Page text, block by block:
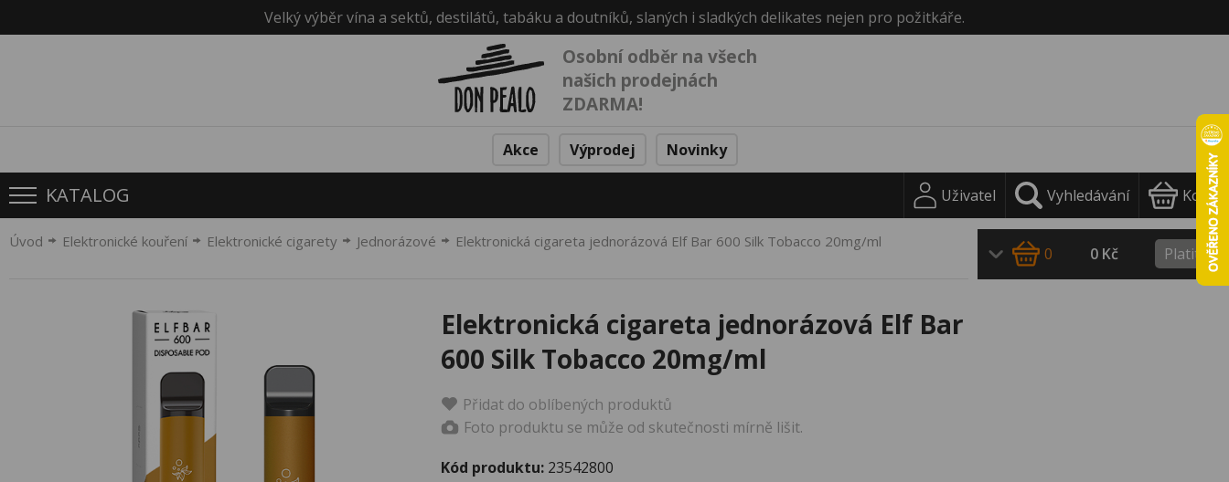
Velký výběr vína a sektů, destilátů, tabáku a doutníků, slaných i sladkých delikates nejen pro požitkáře.
Osobní odběr na všech
našich prodejnách
ZDARMA!
Akce Výprodej Novinky
KATALOG Uživatel Vyhledávání Košík
Úvod Elektronické kouření Elektronické cigarety Jednorázové Elektronická cigareta jednorázová Elf Bar 600 Silk Tobacco 20mg/ml
Elektronická cigareta jednorázová Elf Bar
600 Silk Tobacco 20mg/ml
Přidat do oblíbených produktů
Foto produktu se může od skutečnosti mírně lišit.
Kód produktu: 23542800
0 0 Kč Platit